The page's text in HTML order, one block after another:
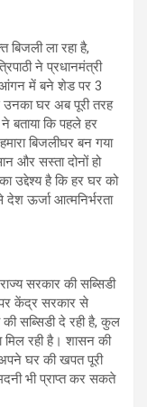
बिजली ला रहा है,
ने प्रधानमंत्री
आंगन में बने शेड पर 3
उनका घर अब पूरी तरह
बताया कि पहले हर
बिजलीघर बन गया
और सस्ता दोनों हो
उद्देश्य है कि हर घर को
ऊर्जा आत्मनिर्भरता
सरकार की सब्सिडी
पर केंद्र सरकार से
सब्सिडी दे रही है, कुल
मिल रही है। शासन की
घर की खपत पूरी
भी प्राप्त कर सकते